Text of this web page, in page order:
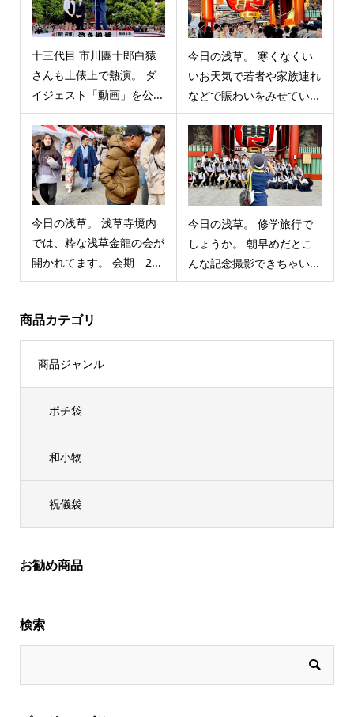
十三代目 市川團十郎白猿
さんも土俵上で熱演。 ダ
イジェスト「動画」を公...
今日の浅草。 寒くなくい
いお天気で若者や家族連れ
などで賑わいをみせてい...
今日の浅草。 浅草寺境内
では、粋な浅草金龍の会が
開かれてます。 会期 2...
今日の浅草。 修学旅行で
しょうか。 朝早めだとこ
んな記念撮影できちゃい...
商品カテゴリ
商品ジャンル
ポチ袋
和小物
祝儀袋
お勧め商品
検索